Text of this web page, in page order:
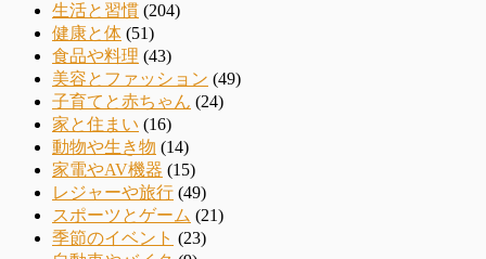
生活と習慣 (204)
健康と体 (51)
食品や料理 (43)
美容とファッション (49)
子育てと赤ちゃん (24)
家と住まい (16)
動物や生き物 (14)
家電やAV機器 (15)
レジャーや旅行 (49)
スポーツとゲーム (21)
季節のイベント (23)